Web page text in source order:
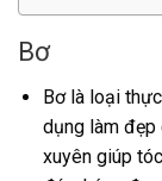
Bơ
Bơ là loại
dụng làm đẹp
xuyên giúp